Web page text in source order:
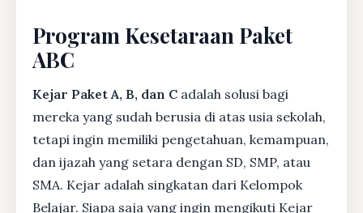
Program Kesetaraan Paket
ABC
Kejar Paket A, B, dan C adalah solusi bagi
mereka yang sudah berusia di atas usia sekolah,
tetapi ingin memiliki pengetahuan, kemampuan,
dan ijazah yang setara dengan SD, SMP, atau
SMA. Kejar adalah singkatan dari Kelompok
Belajar. Siapa saja yang ingin mengikuti Kejar